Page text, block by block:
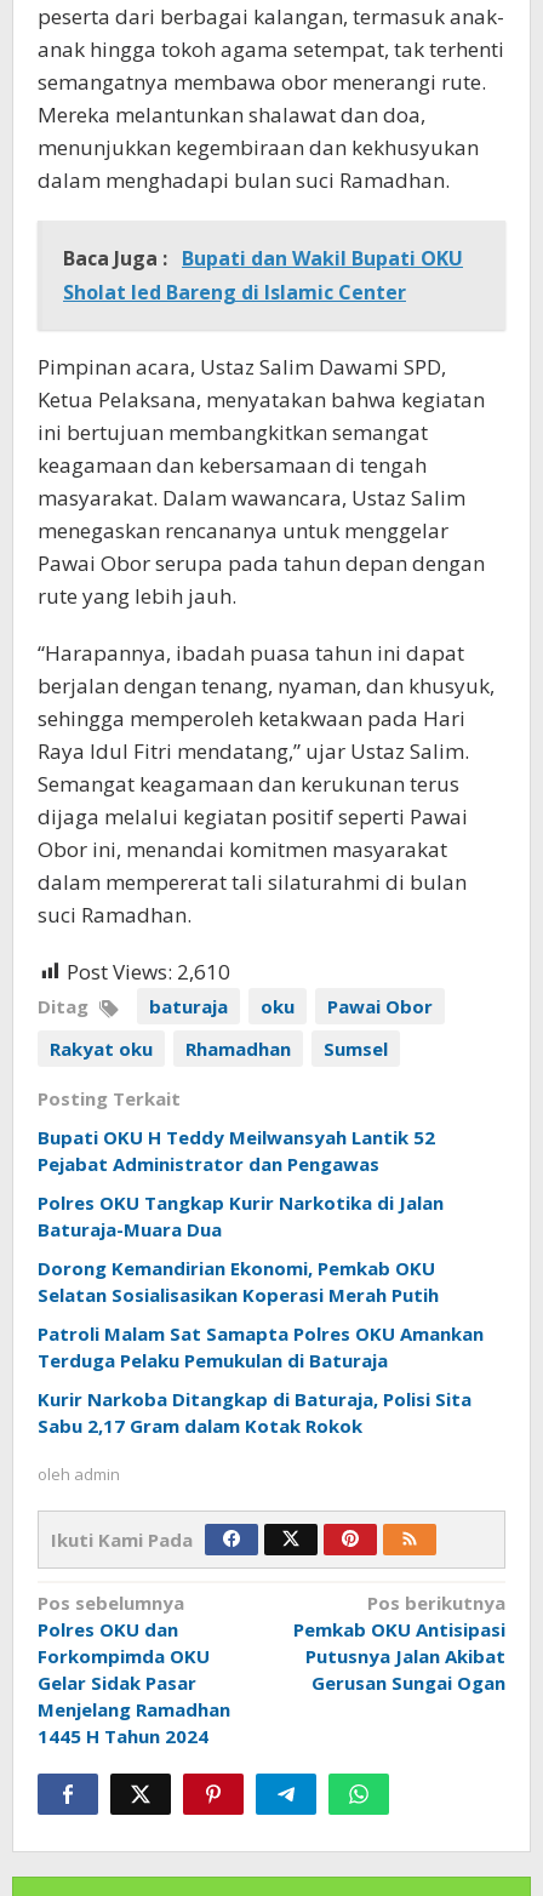
peserta dari berbagai kalangan, termasuk anak-
anak hingga tokoh agama setempat, tak terhenti
semangatnya membawa obor menerangi rute.
Mereka melantunkan shalawat dan doa,
menunjukkan kegembiraan dan kekhusyukan
dalam menghadapi bulan suci Ramadhan.
Baca Juga : Bupati dan Wakil Bupati OKU
Sholat Ied Bareng di Islamic Center
Pimpinan acara, Ustaz Salim Dawami SPD,
Ketua Pelaksana, menyatakan bahwa kegiatan
ini bertujuan membangkitkan semangat
keagamaan dan kebersamaan di tengah
masyarakat. Dalam wawancara, Ustaz Salim
menegaskan rencananya untuk menggelar
Pawai Obor serupa pada tahun depan dengan
rute yang lebih jauh.
“Harapannya, ibadah puasa tahun ini dapat
berjalan dengan tenang, nyaman, dan khusyuk,
sehingga memperoleh ketakwaan pada Hari
Raya Idul Fitri mendatang,” ujar Ustaz Salim.
Semangat keagamaan dan kerukunan terus
dijaga melalui kegiatan positif seperti Pawai
Obor ini, menandai komitmen masyarakat
dalam mempererat tali silaturahmi di bulan
suci Ramadhan.
Post Views: 2,610
Ditag baturaja oku
Pawai Obor
Rakyat oku
Rhamadhan Sumsel
Posting Terkait
Bupati OKU H Teddy Meilwansyah Lantik 52
Pejabat Administrator dan Pengawas
Polres OKU Tangkap Kurir Narkotika di Jalan
Baturaja-Muara Dua
Dorong Kemandirian Ekonomi, Pemkab OKU
Selatan Sosialisasikan Koperasi Merah Putih
Patroli Malam Sat Samapta Polres OKU Amankan
Terduga Pelaku Pemukulan di Baturaja
Kurir Narkoba Ditangkap di Baturaja, Polisi Sita
Sabu 2,17 Gram dalam Kotak Rokok
oleh admin
Ikuti Kami Pada
Navigasi
pos
Pos sebelumnya
Polres OKU dan
Forkompimda OKU
Gelar Sidak Pasar
Menjelang Ramadhan
1445 H Tahun 2024
Pos berikutnya
Pemkab OKU Antisipasi
Putusnya Jalan Akibat
Gerusan Sungai Ogan